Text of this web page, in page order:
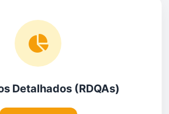
Detalhados (RDQAs)